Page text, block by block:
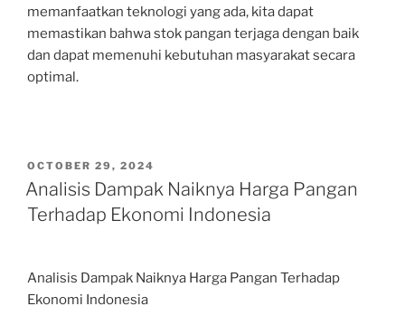
memanfaatkan teknologi yang ada, kita dapat
memastikan bahwa stok pangan terjaga dengan baik
dan dapat memenuhi kebutuhan masyarakat secara
optimal.
POSTED
ON
OCTOBER 29, 2024
Analisis Dampak Naiknya Harga Pangan
Terhadap Ekonomi Indonesia
Analisis Dampak Naiknya Harga Pangan Terhadap
Ekonomi Indonesia